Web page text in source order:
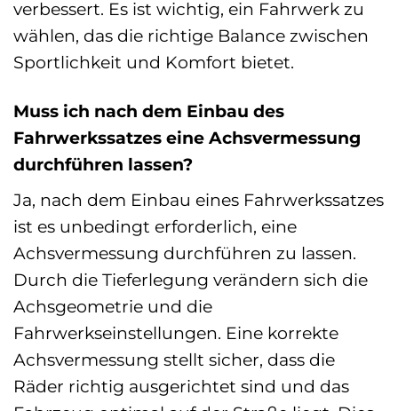
verbessert. Es ist wichtig, ein Fahrwerk zu
wählen, das die richtige Balance zwischen
Sportlichkeit und Komfort bietet.
Muss ich nach dem Einbau des
Fahrwerkssatzes eine Achsvermessung
durchführen lassen?
Ja, nach dem Einbau eines Fahrwerkssatzes
ist es unbedingt erforderlich, eine
Achsvermessung durchführen zu lassen.
Durch die Tieferlegung verändern sich die
Achsgeometrie und die
Fahrwerkseinstellungen. Eine korrekte
Achsvermessung stellt sicher, dass die
Räder richtig ausgerichtet sind und das